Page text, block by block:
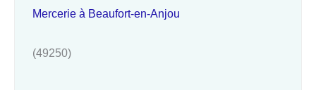
Mercerie à Beaufort-en-Anjou
(49250)